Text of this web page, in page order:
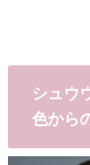
シュウ
色から